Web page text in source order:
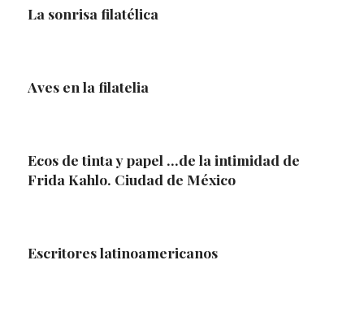
La sonrisa filatélica
Aves en la filatelia
Ecos de tinta y papel …de la intimidad de
Frida Kahlo. Ciudad de México
Escritores latinoamericanos